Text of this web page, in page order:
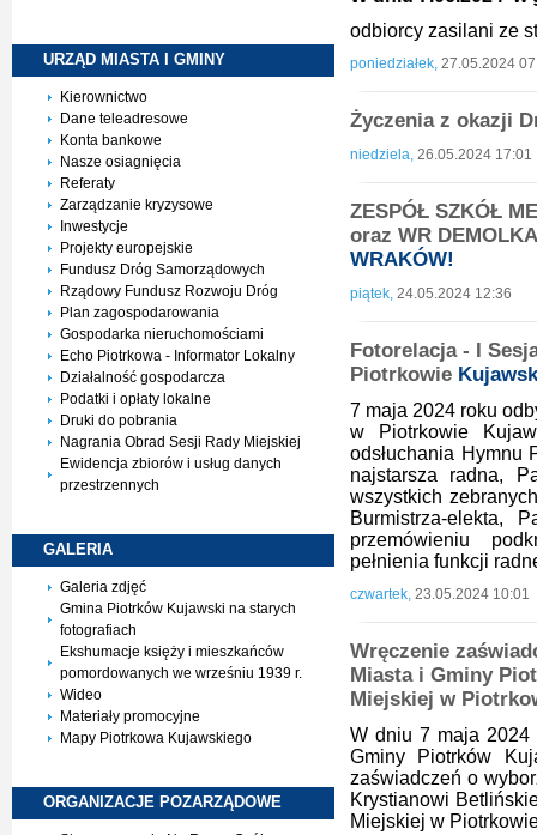
URZĄD MIASTA I GMINY
Kierownictwo
Dane teleadresowe
Konta bankowe
Nasze osiagnięcia
Referaty
Zarządzanie kryzysowe
Inwestycje
Projekty europejskie
Fundusz Dróg Samorządowych
Rządowy Fundusz Rozwoju Dróg
Plan zagospodarowania
Gospodarka nieruchomościami
Echo Piotrkowa - Informator Lokalny
Działalność gospodarcza
Podatki i opłaty lokalne
Druki do pobrania
Nagrania Obrad Sesji Rady Miejskiej
Ewidencja zbiorów i usług danych
przestrzennych
GALERIA
Galeria zdjęć
Gmina Piotrków Kujawski na starych
fotografiach
Ekshumacje księży i mieszkańców
pomordowanych we wrześniu 1939 r.
Wideo
Materiały promocyjne
Mapy Piotrkowa Kujawskiego
ORGANIZACJE POZARZĄDOWE
odbiorcy zasilani ze
poniedziałek, 27.05.2024
Życzenia z okazji
niedziela, 26.05.2024 17:01
ZESPÓŁ SZKÓŁ
oraz WR
WRAKÓW!
piątek, 24.05.2024 12:36
Fotorelacja - I
Piotrkowie
7 maja 2024 roku
w Piotrkowie
odsłuchania Hymnu
najstarsza radna,
wszystkich
Burmistrza-elekta,
przemówieniu
pełnienia funkcji
czwartek, 23.05.2024 10:01
Wręczenie
Miasta i Gminy
Miejskiej w
W dniu 7 maja 2024
Gminy Piotrków
zaświadczeń o
Krystianowi
Miejskiej w